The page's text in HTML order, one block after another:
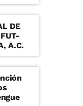
DE
A.C.